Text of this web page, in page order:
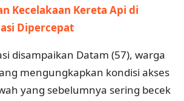
Kecelakaan Kereta Api di
Dipercepat
disampaikan Datam (57), warga
mengungkapkan kondisi akses
yang sebelumnya sering becek